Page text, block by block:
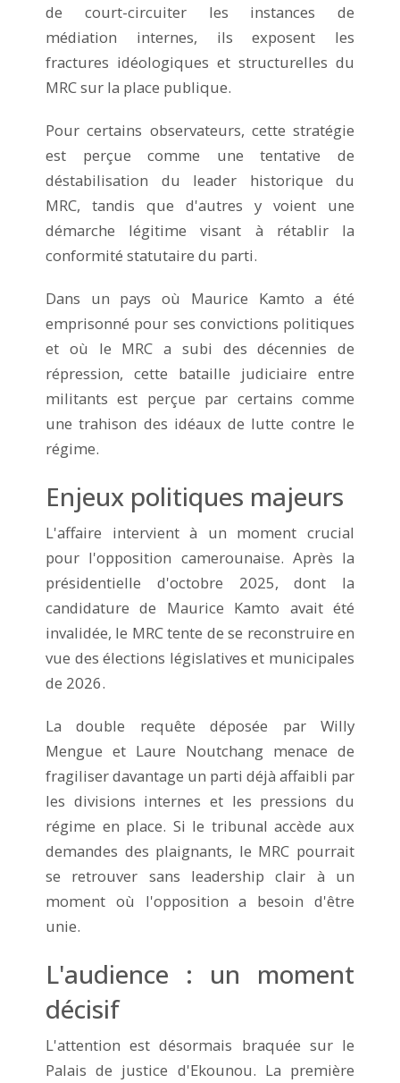
de court-circuiter les instances de
médiation internes, ils exposent les
fractures idéologiques et structurelles du
MRC sur la place publique.
Pour certains observateurs, cette stratégie
est perçue comme une tentative de
déstabilisation du leader historique du
MRC, tandis que d'autres y voient une
démarche légitime visant à rétablir la
conformité statutaire du parti.
Dans un pays où Maurice Kamto a été
emprisonné pour ses convictions politiques
et où le MRC a subi des décennies de
répression, cette bataille judiciaire entre
militants est perçue par certains comme
une trahison des idéaux de lutte contre le
régime.
Enjeux politiques majeurs
L'affaire intervient à un moment crucial
pour l'opposition camerounaise. Après la
présidentielle d'octobre 2025, dont la
candidature de Maurice Kamto avait été
invalidée, le MRC tente de se reconstruire en
vue des élections législatives et municipales
de 2026.
La double requête déposée par Willy
Mengue et Laure Noutchang menace de
fragiliser davantage un parti déjà affaibli par
les divisions internes et les pressions du
régime en place. Si le tribunal accède aux
demandes des plaignants, le MRC pourrait
se retrouver sans leadership clair à un
moment où l'opposition a besoin d'être
unie.
L'audience : un moment
décisif
L'attention est désormais braquée sur le
Palais de justice d'Ekounou. La première